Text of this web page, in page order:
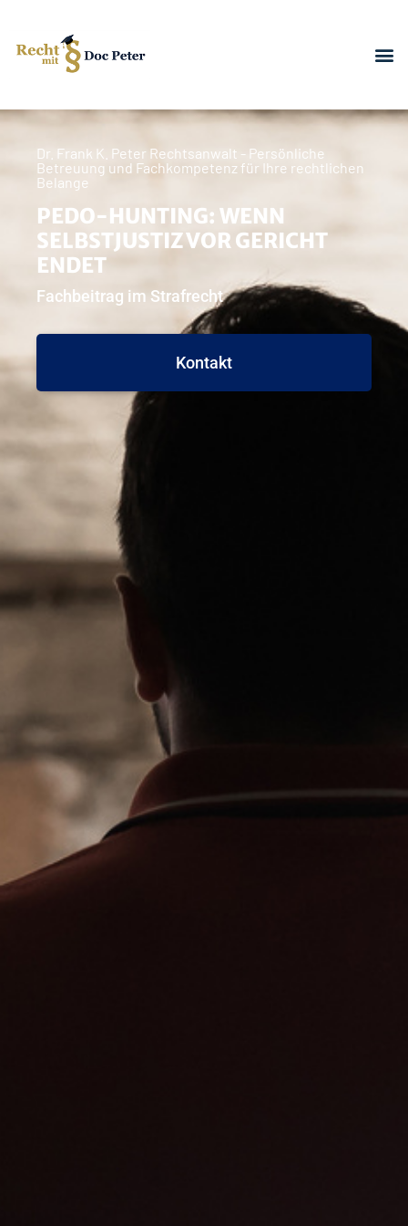
Dr. Frank K. Peter Rechtsanwalt - Persönliche
Betreuung und Fachkompetenz für Ihre rechtlichen
Belange
PEDO-HUNTING: WENN
SELBSTJUSTIZ VOR GERICHT
ENDET
Fachbeitrag im Strafrecht
Kontakt